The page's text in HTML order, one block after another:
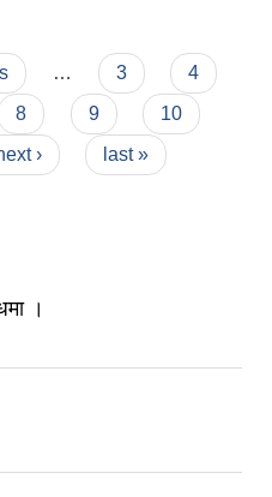
… 3
4
8 9
10
› last »
।